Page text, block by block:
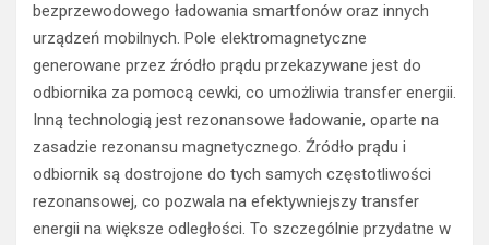
bezprzewodowego ładowania smartfonów oraz innych
urządzeń mobilnych. Pole elektromagnetyczne
generowane przez źródło prądu przekazywane jest do
odbiornika za pomocą cewki, co umożliwia transfer energii.
Inną technologią jest rezonansowe ładowanie, oparte na
zasadzie rezonansu magnetycznego. Źródło prądu i
odbiornik są dostrojone do tych samych częstotliwości
rezonansowej, co pozwala na efektywniejszy transfer
energii na większe odległości. To szczególnie przydatne w